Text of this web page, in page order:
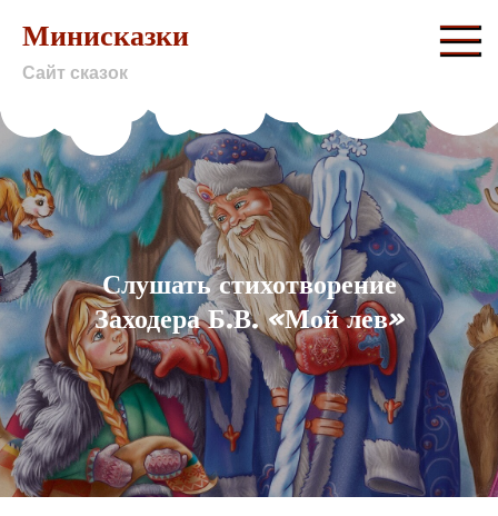
content
Минисказки
Сайт сказок
Слушать стихотворение
Заходера Б.В. «Мой лев»